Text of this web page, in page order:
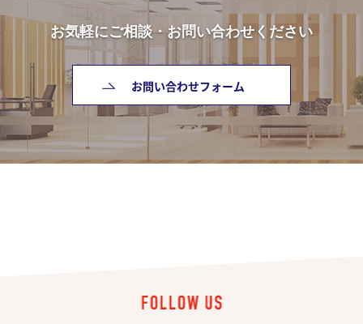
お気軽にご相談・お問い合わせください
お問い合わせフォーム